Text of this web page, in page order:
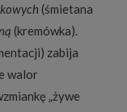
(śmietana
(kremówka).
zabija
walor
„żywe